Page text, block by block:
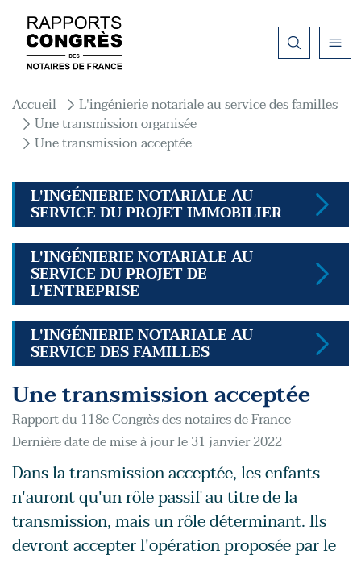
Fil d'Ariane
Accueil
L'ingénierie notariale au service des familles
Une transmission organisée
Une transmission acceptée
L'INGÉNIERIE NOTARIALE AU
SERVICE DU PROJET IMMOBILIER
L'INGÉNIERIE NOTARIALE AU
SERVICE DU PROJET DE
L'ENTREPRISE
L'INGÉNIERIE NOTARIALE AU
SERVICE DES FAMILLES
Une transmission acceptée
Rapport du 118e Congrès des notaires de France -
Dernière date de mise à jour le 31 janvier 2022
Dans la transmission acceptée, les enfants
n'auront qu'un rôle passif au titre de la
transmission, mais un rôle déterminant. Ils
devront accepter l'opération proposée par le